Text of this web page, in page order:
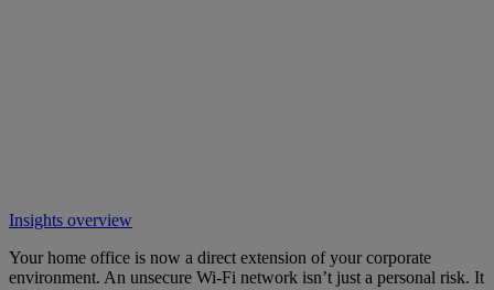
Insights overview
Your home office is now a direct extension of your corporate
environment. An unsecure Wi-Fi network isn’t just a personal risk. It